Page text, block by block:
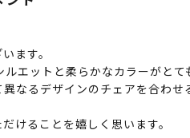
ます。
エットと柔らかなカラーがとて
なるデザインのチェアを合わ
けることを嬉しく思います。